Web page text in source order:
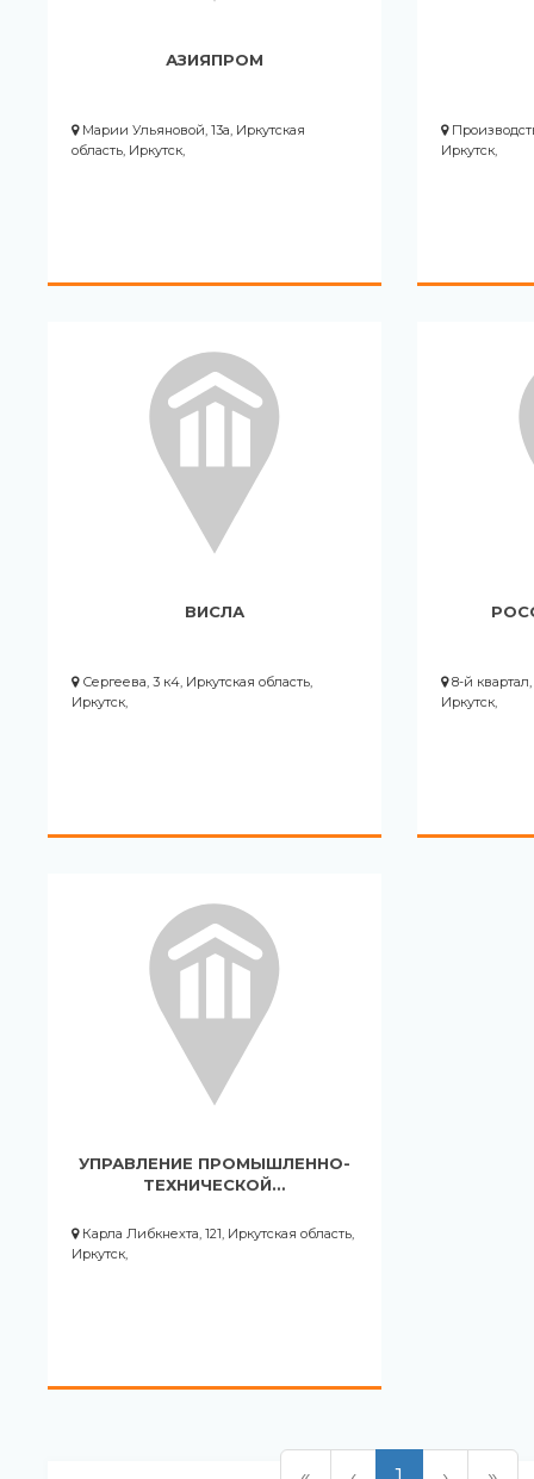
АЗИЯПРОМ
Марии Ульяновой, 13а, Иркутская
область, Иркутск,
Иркутск,
ВИСЛА
Сергеева, 3 к4, Иркутская область,
Иркутск,
8-й квартал,
Иркутск,
УПРАВЛЕНИЕ ПРОМЫШЛЕННО-
ТЕХНИЧЕСКОЙ…
Карла Либкнехта, 121, Иркутская область,
Иркутск,